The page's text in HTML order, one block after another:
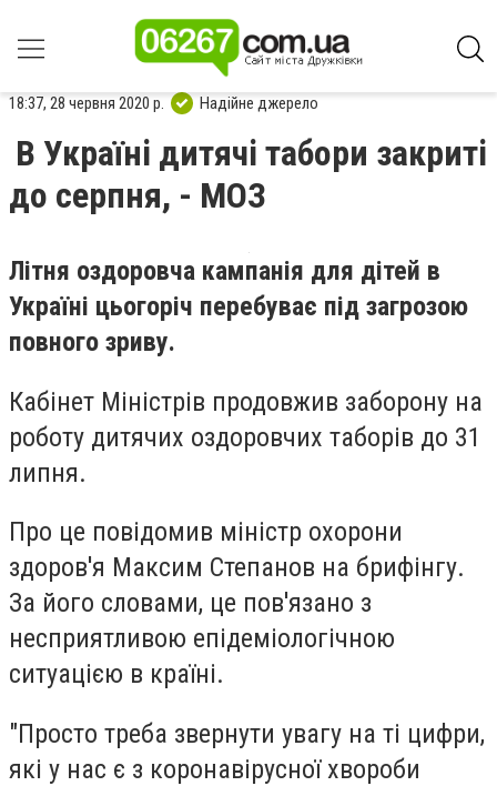
18:37, 28 червня 2020 р. Надійне джерело
В Україні дитячі табори закриті
до серпня, - МОЗ
Літня оздоровча кампанія для дітей в
Україні цьогоріч перебуває під загрозою
повного зриву.
Кабінет Міністрів продовжив заборону на
роботу дитячих оздоровчих таборів до 31
липня.
Про це повідомив міністр охорони
здоров'я Максим Степанов на брифінгу.
За його словами, це пов'язано з
несприятливою епідеміологічною
ситуацією в країні.
"Просто треба звернути увагу на ті цифри,
які у нас є з коронавірусної хвороби